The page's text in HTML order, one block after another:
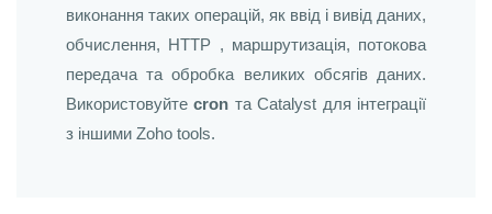
виконання таких операцій, як ввід і вивід даних,
обчислення, HTTP , маршрутизація, потокова
передача та обробка великих обсягів даних.
Використовуйтеcron та Catalyst для інтеграції
з іншими Zoho tools.